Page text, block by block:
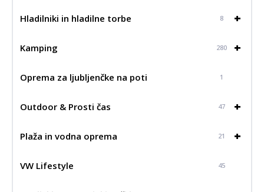
+
Hladilniki in hladilne torbe 8
+
Kamping 280
Oprema za ljubljenčke na poti 1
+
Outdoor & Prosti čas 47
+
Plaža in vodna oprema 21
VW Lifestyle 45